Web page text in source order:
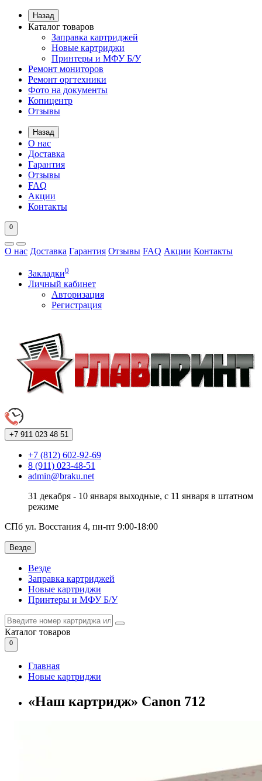
Назад
Каталог товаров
Заправка картриджей
Новые картриджи
Принтеры и МФУ Б/У
Ремонт мониторов
Ремонт оргтехники
Фото на документы
Копицентр
Отзывы
Назад
О нас
Доставка
Гарантия
Отзывы
FAQ
Акции
Контакты
0
О нас Доставка Гарантия Отзывы FAQ Акции Контакты
Закладки0
Личный кабинет
Авторизация
Регистрация
+7 911 023 48 51
+7 (812) 602-92-69
8 (911) 023-48-51
admin@braku.net
31 декабря - 10 января выходные, с 11 января в штатном
режиме
СПб ул. Восстания 4, пн-пт 9:00-18:00
Везде
Везде
Заправка картриджей
Новые картриджи
Принтеры и МФУ Б/У
Каталог товаров
0
Главная
Новые картриджи
«Наш картридж» Canon 712